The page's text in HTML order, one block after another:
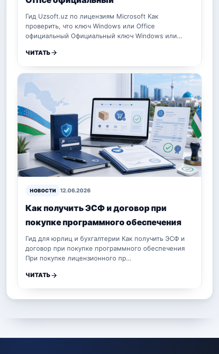
Гид Uzsoft.uz по лицензиям Microsoft Как
проверить, что ключ Windows или Office
официальный Официальный ключ Windows или…
ЧИТАТЬ
НОВОСТИ 12.06.2026
Как получить ЭСФ и договор при
покупке программного обеспечения
Гид для юрлиц и бухгалтерии Как получить ЭСФ и
договор при покупке программного обеспечения
При покупке лицензионного пр…
ЧИТАТЬ